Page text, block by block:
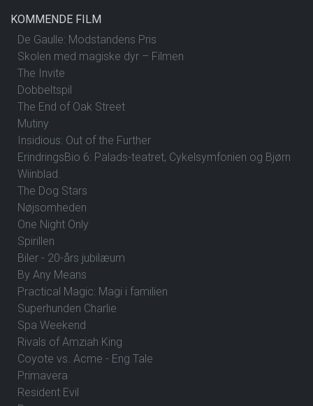
KOMMENDE FILM
De Gaulle: Modstandens Pris
Skolen med magiske dyr – Filmen
The Invite
Dobbeltspil
The End of Oak Street
Mutiny
Insidious: Out of the Further
ErindringsBio 6: Palads-teatret, Cykelsymfonien og Bjørn
Wiinblad.
The Dog Stars
Nøjsomheden
One Night Only
Spirillen
Biler - 20-års jubilæum
By Any Means
Practical Magic: Magi i familien
Superhunden Charlie
Spa Weekend
Rivals of Amziah King
Coyote vs. Acme - Eng Tale
Primavera
Resident Evil